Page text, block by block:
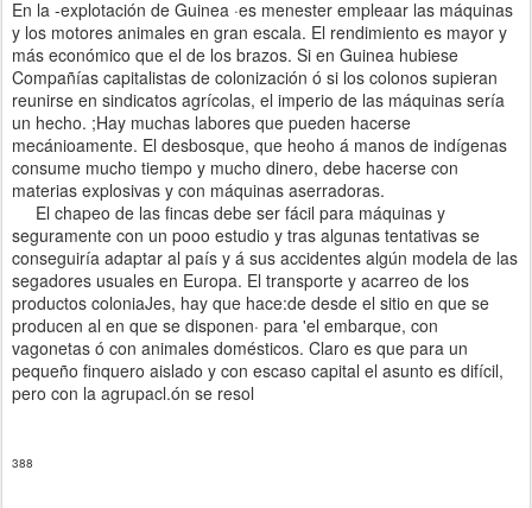
En la -explotación de Guinea ·es menester empleaar las máquinas
y los motores animales en gran escala. El rendimiento es mayor y
más económico que el de los brazos. Si en Guinea hubiese
Compañías capitalistas de colonización ó si los colonos supieran
reunirse en sindicatos agrícolas, el imperio de las máquinas sería
un hecho. ;Hay muchas labores que pueden hacerse
mecánioamente. El desbosque, que heoho á manos de indígenas
consume mucho tiempo y mucho dinero, debe hacerse con
materias explosivas y con máquinas aserradoras.
El chapeo de las fincas debe ser fácil para máquinas y
seguramente con un pooo estudio y tras algunas tentativas se
conseguiría adaptar al país y á sus accidentes algún modela de las
segadores usuales en Europa. El transporte y acarreo de los
productos coloniaJes, hay que hace:de desde el sitio en que se
producen al en que se disponen· para 'el embarque, con
vagonetas ó con animales domésticos. Claro es que para un
pequeño finquero aislado y con escaso capital el asunto es difícil,
pero con la agrupacl.ón se resol
388